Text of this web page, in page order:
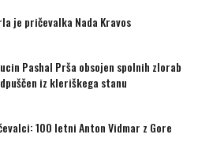
je pričevalka Nada Kravos
Pashal Prša obsojen spolnih zlorab
iz kleriškega stanu
100 letni Anton Vidmar z Gore